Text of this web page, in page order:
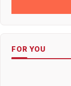
FOR YOU